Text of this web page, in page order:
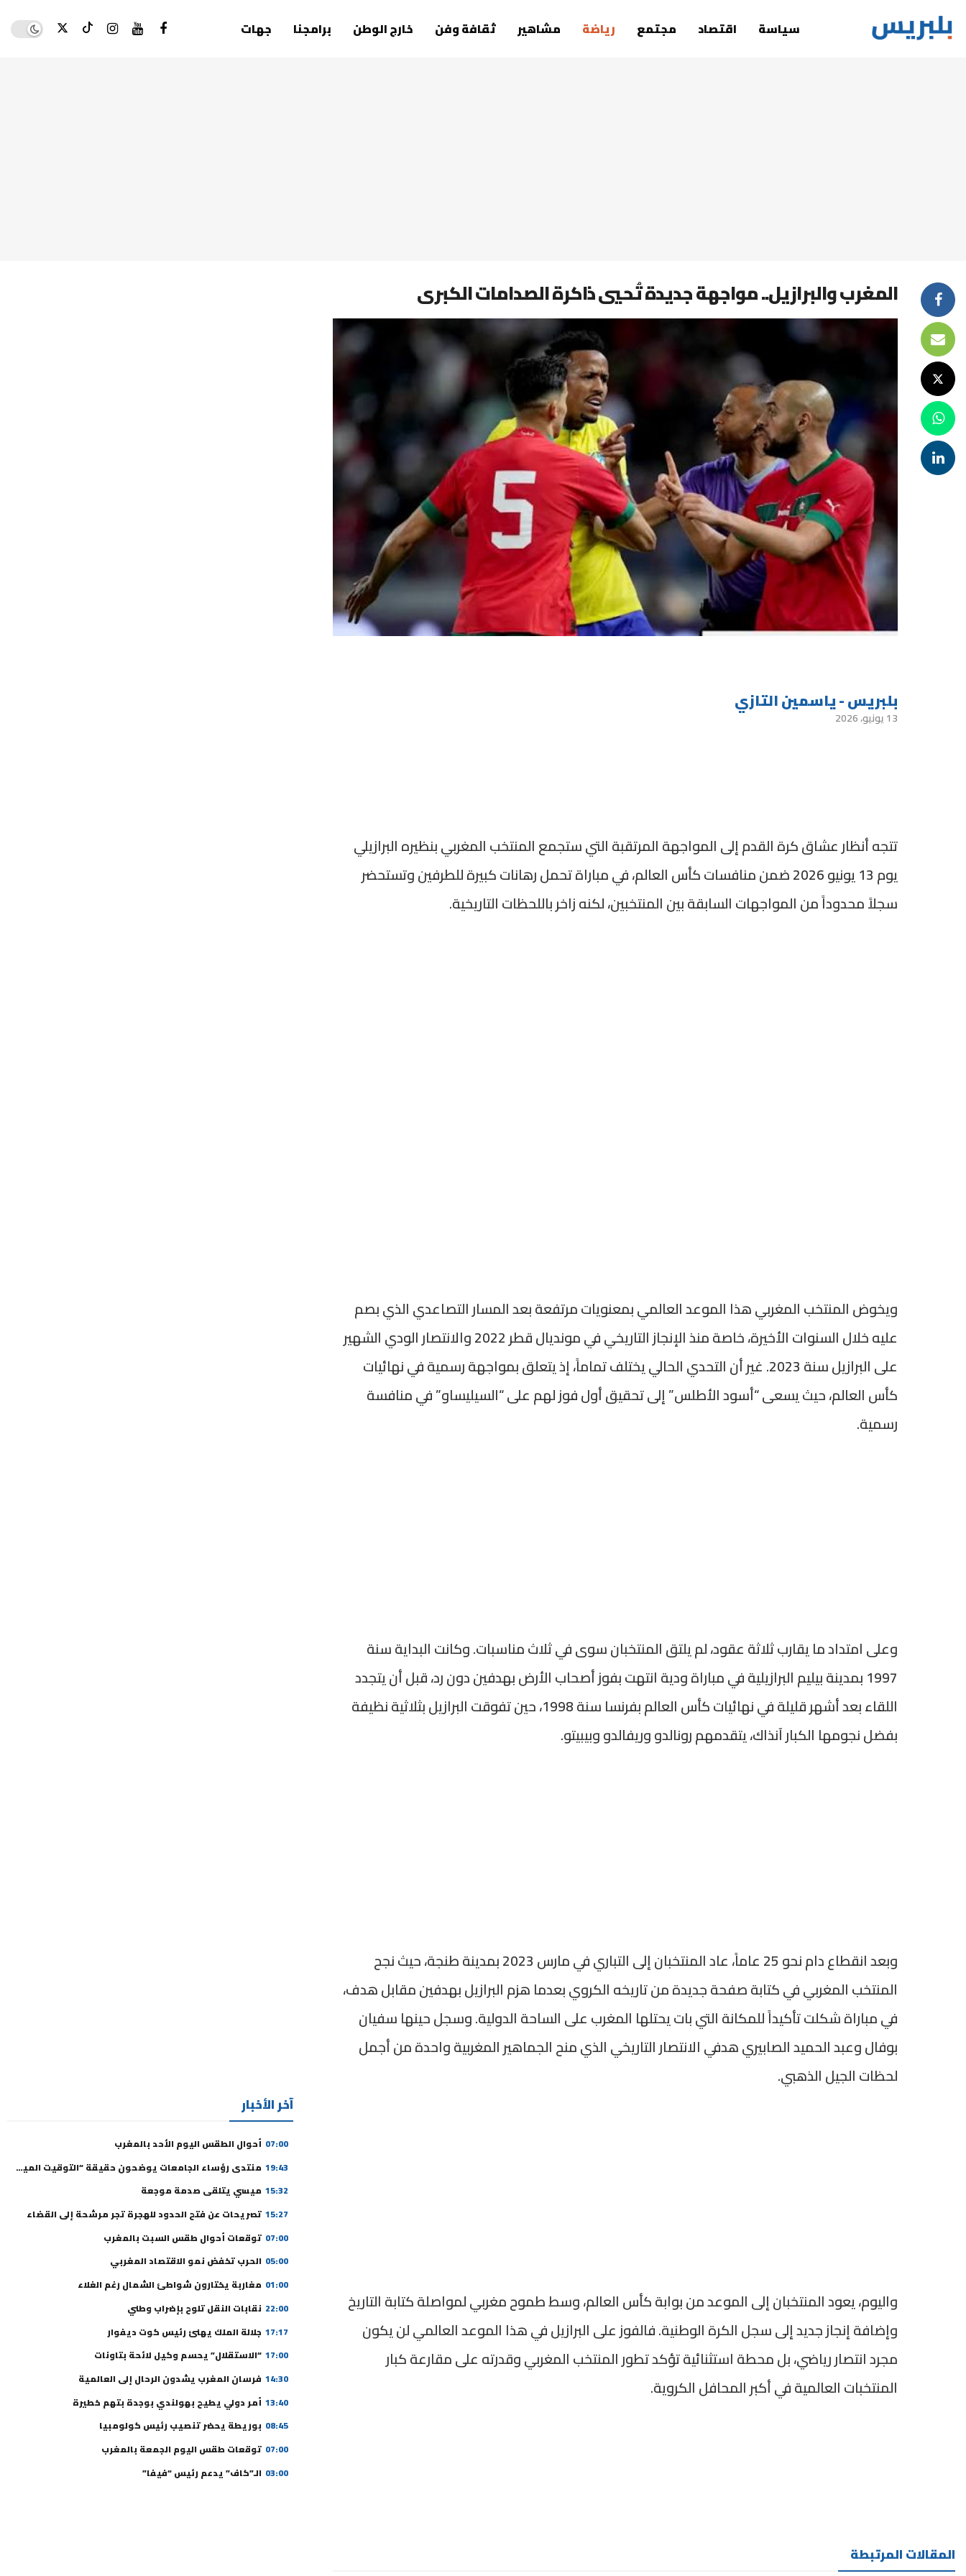
سياسة اقتصاد مجتمع رياضة مشاهير ثقافة وفن خارج الوطن برامجنا جهات mode
المغرب والبرازيل.. مواجهة جديدة تُحيي ذاكرة الصدامات الكبرى
بلبريس - ياسمين التازي
13 يونيو، 2026
تتجه أنظار عشاق كرة القدم إلى المواجهة المرتقبة التي ستجمع المنتخب المغربي بنظيره البرازيلي
يوم 13 يونيو 2026 ضمن منافسات كأس العالم، في مباراة تحمل رهانات كبيرة للطرفين وتستحضر
سجلاً محدوداً من المواجهات السابقة بين المنتخبين، لكنه زاخر باللحظات التاريخية.
ويخوض المنتخب المغربي هذا الموعد العالمي بمعنويات مرتفعة بعد المسار التصاعدي الذي بصم
عليه خلال السنوات الأخيرة، خاصة منذ الإنجاز التاريخي في مونديال قطر 2022 والانتصار الودي الشهير
على البرازيل سنة 2023. غير أن التحدي الحالي يختلف تماماً، إذ يتعلق بمواجهة رسمية في نهائيات
كأس العالم، حيث يسعى “أسود الأطلس” إلى تحقيق أول فوز لهم على “السيليساو” في منافسة
رسمية.
وعلى امتداد ما يقارب ثلاثة عقود، لم يلتق المنتخبان سوى في ثلاث مناسبات. وكانت البداية سنة
1997 بمدينة بيليم البرازيلية في مباراة ودية انتهت بفوز أصحاب الأرض بهدفين دون رد، قبل أن يتجدد
اللقاء بعد أشهر قليلة في نهائيات كأس العالم بفرنسا سنة 1998، حين تفوقت البرازيل بثلاثية نظيفة
بفضل نجومها الكبار آنذاك، يتقدمهم رونالدو وريفالدو وبيبيتو.
وبعد انقطاع دام نحو 25 عاماً، عاد المنتخبان إلى التباري في مارس 2023 بمدينة طنجة، حيث نجح
المنتخب المغربي في كتابة صفحة جديدة من تاريخه الكروي بعدما هزم البرازيل بهدفين مقابل هدف،
في مباراة شكلت تأكيداً للمكانة التي بات يحتلها المغرب على الساحة الدولية. وسجل حينها سفيان
بوفال وعبد الحميد الصابيري هدفي الانتصار التاريخي الذي منح الجماهير المغربية واحدة من أجمل
لحظات الجيل الذهبي.
واليوم، يعود المنتخبان إلى الموعد من بوابة كأس العالم، وسط طموح مغربي لمواصلة كتابة التاريخ
وإضافة إنجاز جديد إلى سجل الكرة الوطنية. فالفوز على البرازيل في هذا الموعد العالمي لن يكون
مجرد انتصار رياضي، بل محطة استثنائية تؤكد تطور المنتخب المغربي وقدرته على مقارعة كبار
المنتخبات العالمية في أكبر المحافل الكروية.
المقالات المرتبطة
آخر الأخبار
07:00 أحوال الطقس اليوم الأحد بالمغرب
19:43 منتدى رؤساء الجامعات يوضحون حقيقة “التوقيت الميسر” ورسوم التسجيل
15:32 ميسي يتلقى صدمة موجعة
15:27 تصريحات عن فتح الحدود للهجرة تجر مرشحة إلى القضاء
07:00 توقعات أحوال طقس السبت بالمغرب
05:00 الحرب تخفض نمو الاقتصاد المغربي
01:00 مغاربة يختارون شواطئ الشمال رغم الغلاء
22:00 نقابات النقل تلوح بإضراب وطني
17:17 جلالة الملك يهنئ رئيس كوت ديفوار
17:00 “الاستقلال” يحسم وكيل لائحة بتاونات
14:30 فرسان المغرب يشدون الرحال إلى العالمية
13:40 أمر دولي يطيح بهولندي بوجدة بتهم خطيرة
08:45 بوريطة يحضر تنصيب رئيس كولومبيا
07:00 توقعات طقس اليوم الجمعة بالمغرب
03:00 الـ”كاف” يدعم رئيس “فيفا”